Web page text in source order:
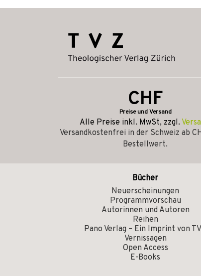
CHF
Preise und Versand
Alle Preise inkl. MwSt, zzgl.
Versandkostenfrei in der Schweiz ab
Bestellwert.
Bücher
Neuerscheinungen
Programmvorschau
Autorinnen und Autoren
Reihen
Pano Verlag – Ein Imprint von
Vernissagen
Open Access
E-Books